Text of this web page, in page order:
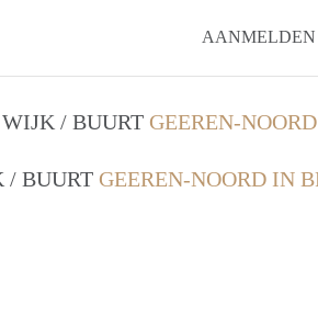
AANMELDEN
/ BUURT GEEREN-
/ BUURT GEEREN-NOORD IN